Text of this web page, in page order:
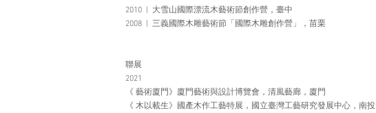
2010 | 大雪山國際漂流木藝術節創作營​，臺中
2008 | 三義國際木雕藝術節「國際木雕創作營」，苗栗
聯展
2021
《 藝術廈門》廈門藝術與設計博覽會，清風藝廊，廈門
《 木以載生》國產木作工藝特展，國立臺灣工藝研究發展中心，南投